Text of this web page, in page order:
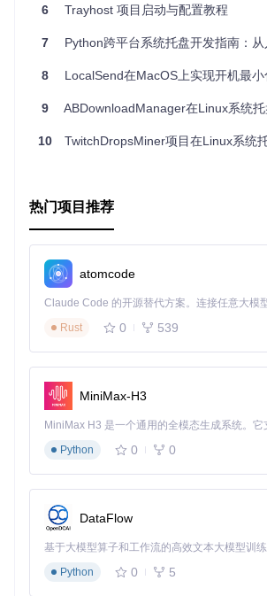
项目特点
跨平台兼容：支持Windows、Mac OSX
版。
自动资源嵌入：内置工具能将图标转换
易于部署：不需要额外分发图标文件，
益。立即加入，开始利用
应用吧！
6 Trayhost 项目启动与配置教程
7 Python跨平台系统托盘开发指南：
8 LocalSend在MacOS上实现开机最小化到
9 ABDownloadManager在Linux系统托盘兼容性问
10 TwitchDropsMiner项目在Linux系统托盘图
热门项目推荐
atomcode
Rust
0 539
MiniMax-H3
Python
0 0
DataFlow
基于大模型算子和工作流的高效文本大模型训
Python
0 5